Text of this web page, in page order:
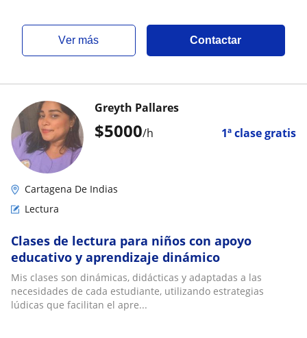
ver más Contactar
$5000/h 1ª clase gratis
Greyth Pallares
Cartagena De Indias
Lectura
Clases de lectura para niños con apoyo
educativo y aprendizaje dinámico
Mis clases son dinámicas, didácticas y adaptadas a las
necesidades de cada estudiante, utilizando estrategias
lúdicas que facilitan el apre...